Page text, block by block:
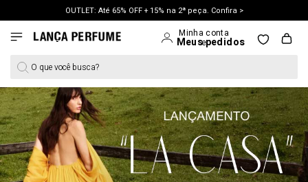
OUTLET: Até 65% OFF + 15% na 2ª peça. Confira >
O que você busca?